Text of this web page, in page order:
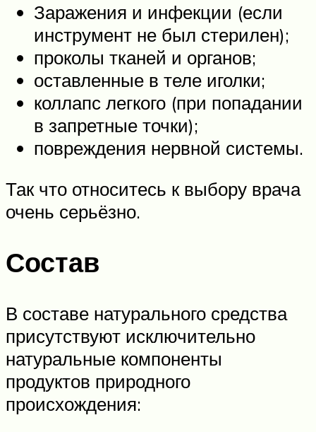
Заражения и инфекции (если
инструмент не был стерилен);
проколы тканей и органов;
оставленные в теле иголки;
коллапс легкого (при попадании
в запретные точки);
повреждения нервной системы.
Так что относитесь к выбору врача
очень серьёзно.
Состав
В составе натурального средства
присутствуют исключительно
натуральные компоненты
продуктов природного
происхождения: